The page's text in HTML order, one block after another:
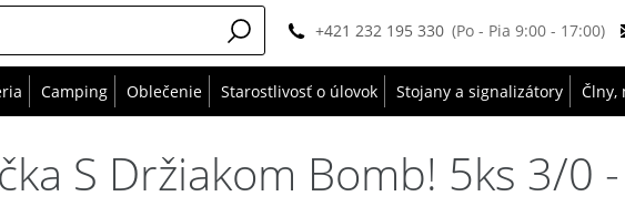
+421 232 195 330 (Po - Pia 9:00 - 17:00)
Camping Oblečenie Starostlivosť o úlovok Stojany a signalizátory Člny,
S Držiakom Bomb! 5ks 3/0